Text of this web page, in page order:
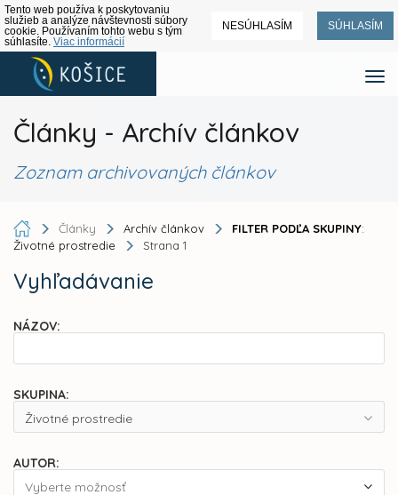
Tento web používa k poskytovaniu
služieb a analýze návštevnosti súbory
cookie. Používaním tohto webu s tým
súhlasíte. Viac informácií
NESÚHLASÍM SÚHLASÍM
Články - Archív článkov
Zoznam archivovaných článkov
Články Archív článkov FILTER PODĽA SKUPINY:
Životné prostredie
Strana 1
Vyhľadávanie
NÁZOV:
SKUPINA:
Životné prostredie
AUTOR:
Vyberte možnosť